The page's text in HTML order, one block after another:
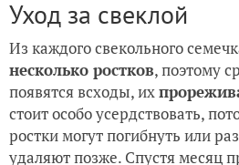
Уход за свеклой
Из каждого свекольного
несколько ростков, поэтому
появятся всходы, их
стоит особо усердствовать,
ростки могут погибнуть или
удаляют позже. Спустя месяц